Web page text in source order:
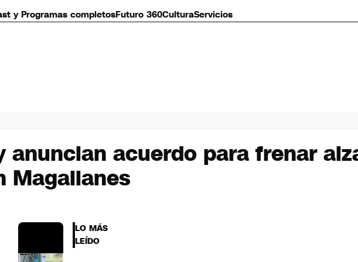
y Programas completosFuturo 360CulturaServicios
anuncian acuerdo para frenar
Magallanes
LO MÁS
LEÍDO